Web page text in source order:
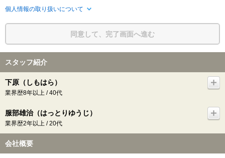
個人情報の取り扱いについて
同意して、完了画面へ進む
スタッフ紹介
下原（しもはら）
業界歴8年以上 / 40代
服部雄治（はっとりゆうじ）
業界歴2年以上 / 20代
会社概要